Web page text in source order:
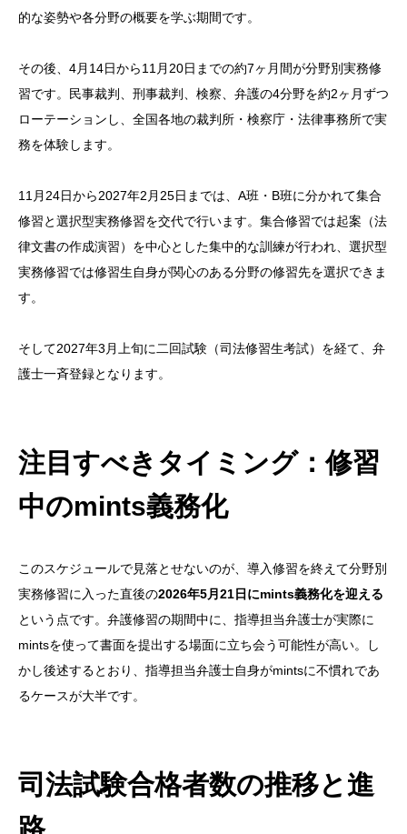
的な姿勢や各分野の概要を学ぶ期間です。
その後、4月14日から11月20日までの約7ヶ月間が分野別実務修
習です。民事裁判、刑事裁判、検察、弁護の4分野を約2ヶ月ずつ
ローテーションし、全国各地の裁判所・検察庁・法律事務所で実
務を体験します。
11月24日から2027年2月25日までは、A班・B班に分かれて集合
修習と選択型実務修習を交代で行います。集合修習では起案（法
律文書の作成演習）を中心とした集中的な訓練が行われ、選択型
実務修習では修習生自身が関心のある分野の修習先を選択できま
す。
そして2027年3月上旬に二回試験（司法修習生考試）を経て、弁
護士一斉登録となります。
注目すべきタイミング：修習
中のmints義務化
このスケジュールで見落とせないのが、導入修習を終えて分野別
実務修習に入った直後の2026年5月21日にmints義務化を迎える
という点です。弁護修習の期間中に、指導担当弁護士が実際に
mintsを使って書面を提出する場面に立ち会う可能性が高い。し
かし後述するとおり、指導担当弁護士自身がmintsに不慣れであ
るケースが大半です。
司法試験合格者数の推移と進